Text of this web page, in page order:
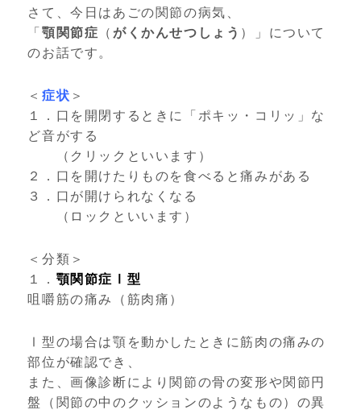
さて、今日はあごの関節の病気、
「顎関節症 （ がくかんせつしょう ）」について
のお話です。
＜症状 ＞
１．口を開閉するときに「ポキッ・コリッ」な
ど音がする
（クリックといいます）
２．口を開けたりものを食べると痛みがある
３．口が開けられなくなる
（ロックといいます）
＜分類＞
１． 顎関節症Ⅰ型
咀嚼筋の痛み（筋肉痛）
Ⅰ型の場合は顎を動かしたときに筋肉の痛みの
部位が確認でき、
また、画像診断により関節の骨の変形や関節円
盤（関節の中のクッションのようなもの）の異